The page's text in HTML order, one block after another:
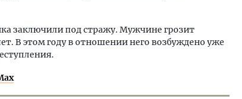
заключили под стражу. Мужчине грозит
В этом году в отношении него возбуждено уже